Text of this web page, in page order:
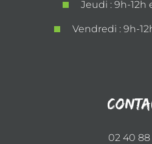
Jeudi : 9h-12h
Vendredi : 9h-
02 40